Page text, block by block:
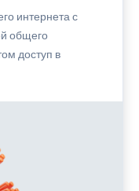
интернета с
общего
доступ в